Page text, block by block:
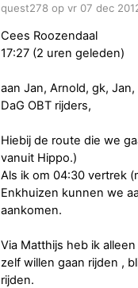
quest278 op vr 07 dec
Cees Roozendaal
17:27 (2 uren geleden)
aan Jan, Arnold, gk,
DaG OBT rijders,
Hiebij de route die we
vanuit Hippo.)
Als ik om 04:30 vertrek
Enkhuizen kunnen we
aankomen.
Via Matthijs heb ik
zelf willen gaan rijden ,
rijden.